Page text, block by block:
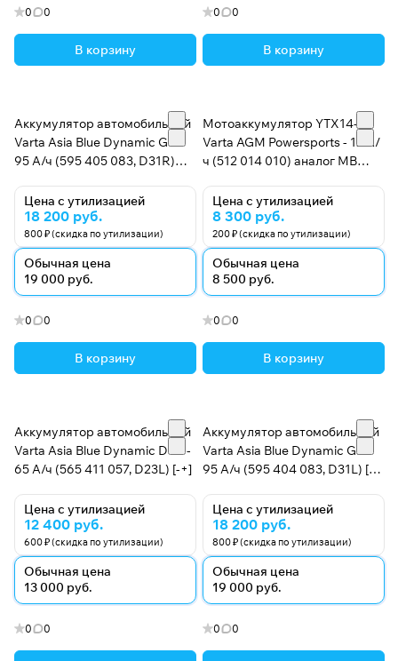
0 0
В корзину
0 0
В корзину
Аккумулятор автомобильный
Varta Asia Blue Dynamic G8 -
95 А/ч (595 405 083, D31R)
Цена с утилизацией
18 200 руб.
800 ₽ (скидка по утилизации)
Обычная цена
19 000 руб.
0 0
В корзину
Мотоаккумулятор YTX14-BS
Varta AGM Powersports - 12 А/
ч (512 014 010) аналог MB
Цена с утилизацией
8 300 руб.
200 ₽ (скидка по утилизации)
Обычная цена
8 500 руб.
0 0
В корзину
Аккумулятор автомобильный
Varta Asia Blue Dynamic D49 -
65 А/ч (565 411 057, D23L) [-+]
Цена с утилизацией
12 400 руб.
600 ₽ (скидка по утилизации)
Обычная цена
13 000 руб.
0 0
Аккумулятор автомобильный
Varta Asia Blue Dynamic G7 -
95 А/ч (595 404 083, D31L) [-
Цена с утилизацией
18 200 руб.
800 ₽ (скидка по утилизации)
Обычная цена
19 000 руб.
0 0